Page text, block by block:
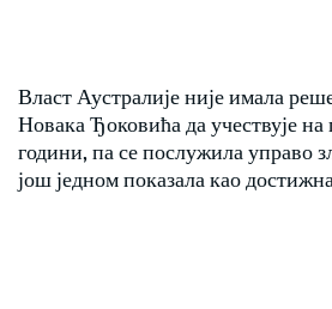
Власт Аустралије није имала
Новака Ђоковића да учествује
години, па се послужила управо
још једном показала као